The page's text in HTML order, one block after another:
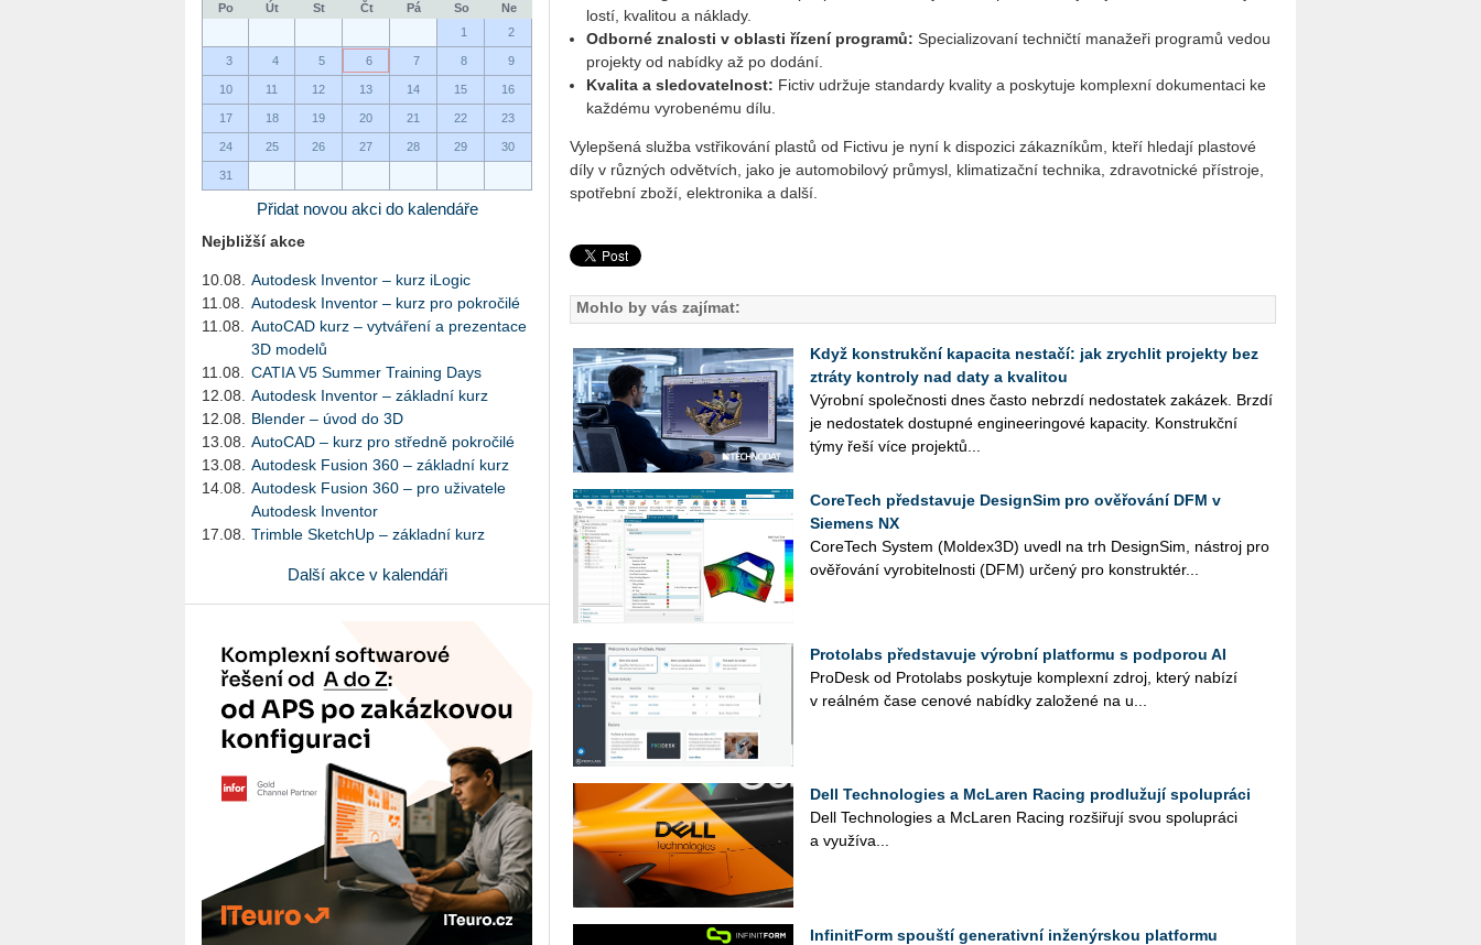
Po Út St Čt Pá So
Ne
1
2
3 4 5 6 7 8 9
10 11 12 13 14 15 16
17 18 19 20 21 22 23
24 25 26 27 28 29 30
31
Přidat novou akci do kalendáře
Nejbližší akce
10.08.
Autodesk Inventor – kurz iLogic
11.08.
Autodesk Inventor – kurz pro pokročilé
11.08.
AutoCAD kurz – vytváření a prezentace
3D modelů
11.08.
CATIA V5 Summer Training Days
12.08.
Autodesk Inventor – základní kurz
12.08.
Blender – úvod do 3D
13.08.
AutoCAD – kurz pro středně pokročilé
13.08.
Autodesk Fusion 360 – základní kurz
14.08.
Autodesk Fusion 360 – pro uživatele
Autodesk Inventor
17.08.
Trimble SketchUp – základní kurz
Další akce v kalendáři
los­tí, kva­li­tou a ná­kla­dy.
Od­bor­né zna­los­ti v ob­las­ti ří­ze­ní pro­gra­mů: Spe­ci­a­li­zo­va­ní tech­nič­tí ma­na­že­ři pro­gra­mů vedou
pro­jek­ty od na­bíd­ky až po do­dá­ní.
Kva­li­ta a sle­do­va­tel­nost: Fic­tiv udr­žu­je stan­dar­dy kva­li­ty a po­sky­tu­je kom­plex­ní do­ku­men­ta­ci ke
kaž­dé­mu vy­ro­be­né­mu dílu.
Vy­lep­še­ná služ­ba vstři­ko­vá­ní plas­tů od Fic­tivu je nyní k dis­po­zi­ci zá­kaz­ní­kům, kteří hle­da­jí plas­to­vé
díly v růz­ných od­vět­vích, jako je au­to­mo­bi­lo­vý prů­my­sl, kli­ma­ti­zač­ní tech­ni­ka, zdra­vot­nic­ké pří­stro­je,
spo­třeb­ní zboží, elek­tro­ni­ka a další.
Mohlo by vás zajímat:
Když konstrukční kapacita nestačí: jak zrychlit projekty bez
ztráty kontroly nad daty a kvalitou
Vý­rob­ní spo­leč­nos­ti dnes často ne­brz­dí ne­do­sta­tek za­ká­zek. Brzdí
je ne­do­sta­tek do­stup­né en­gi­nee­rin­go­vé ka­pa­ci­ty. Kon­strukč­ní
týmy řeší více pro­jek­tů...
CoreTech představuje DesignSim pro ověřování DFM v
Siemens NX
Co­re­Tech Sys­tem (Mol­dex­3D) uvedl na trh De­sign­Sim, ná­stroj pro
ově­řo­vá­ní vy­ro­bi­tel­nos­ti (DFM) ur­če­ný pro kon­struk­té­r...
Protolabs představuje výrobní platformu s podporou AI
Pro­Desk od Pro­to­labs po­sky­tu­je kom­plex­ní zdroj, který na­bí­zí
v re­ál­ném čase ce­no­vé na­bíd­ky za­lo­že­né na u...
Dell Technologies a McLaren Racing prodlužují spolupráci
Dell Tech­no­lo­gies a Mc­La­ren Ra­cing roz­ši­řu­jí svou spo­lu­prá­ci
a vy­u­ží­va...
InfinitForm spouští generativní inženýrskou platformu